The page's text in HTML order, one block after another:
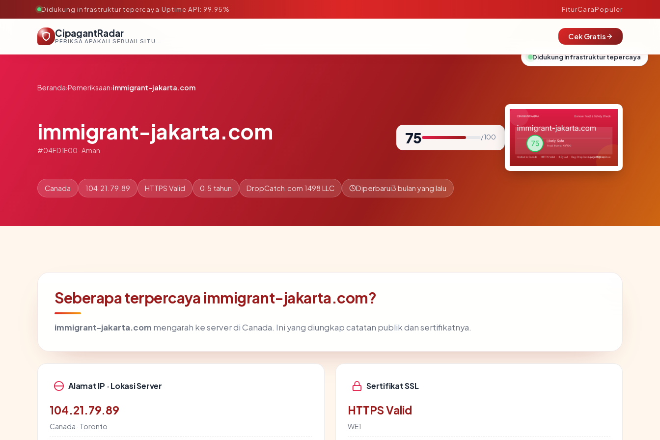
Didukung infrastruktur tepercaya·Uptime API: 99.95% FiturCaraPopuler
CipagantRadar
PERIKSA APAKAH SEBUAH SITUS AMAN, TEPERCAYA, DAN TERVERIFIKASI DALAM HITUNGAN DETIK.
Cek Gratis
Beranda›Pemeriksaan›immigrant-jakarta.com
immigrant-jakarta.com
#04FD1E00 · Aman
75 / 100
Canada 104.21.79.89 HTTPS Valid 0.5 tahun DropCatch.com 1498 LLC Diperbarui3 bulan yang lalu
Seberapa terpercaya immigrant-jakarta.com?
immigrant-jakarta.com mengarah ke server di Canada. Ini yang diungkap catatan publik dan sertifikatnya.
Alamat IP · Lokasi Server
104.21.79.89
Canada · Toronto
Sertifikat SSL
HTTPS Valid
WE1
Didukung infrastruktur tepercaya